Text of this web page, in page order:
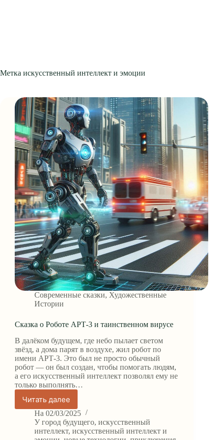
Метка искусственный интеллект и эмоции
Современные сказки, Художественные
Истории
Сказка о Роботе АРТ-3 и таинственном вирусе
В далёком будущем, где небо пылает светом
звёзд, а дома парят в воздухе, жил робот по
имени АРТ-3. Это был не просто обычный
робот — он был создан, чтобы помогать людям,
а его искусственный интеллект позволял ему не
только выполнять…
Читать далее
Сказка
о
Роботе
АРТ-3
На 02/03/2025
У город будущего,искусственный
интеллект, искусственный интеллект и